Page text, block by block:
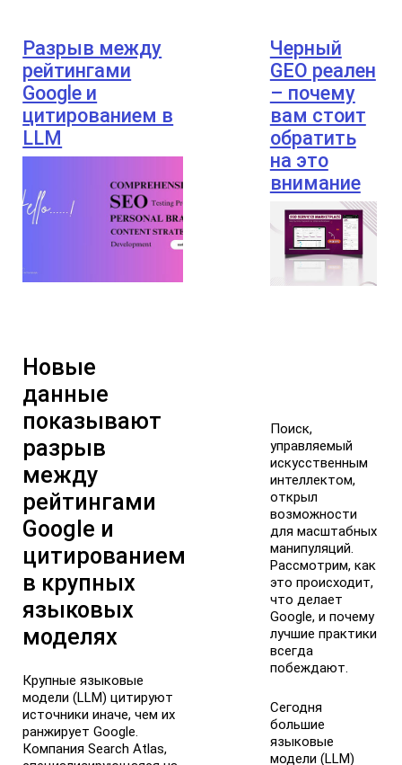
Разрыв между
рейтингами
Google и
цитированием в
LLM
Новые
данные
показывают
разрыв
между
рейтингами
Google и
цитированием
в крупных
языковых
моделях
Крупные языковые
модели (LLM) цитируют
источники иначе, чем их
ранжирует Google.
Компания Search Atlas,
Черный
GEO реален
– почему
вам стоит
обратить
на это
внимание
Поиск,
управляемый
искусственным
интеллектом,
открыл
возможности
для масштабных
манипуляций.
Рассмотрим, как
это происходит,
что делает
Google, и почему
лучшие практики
всегда
побеждают.
Сегодня
большие
языковые
модели (LLM)